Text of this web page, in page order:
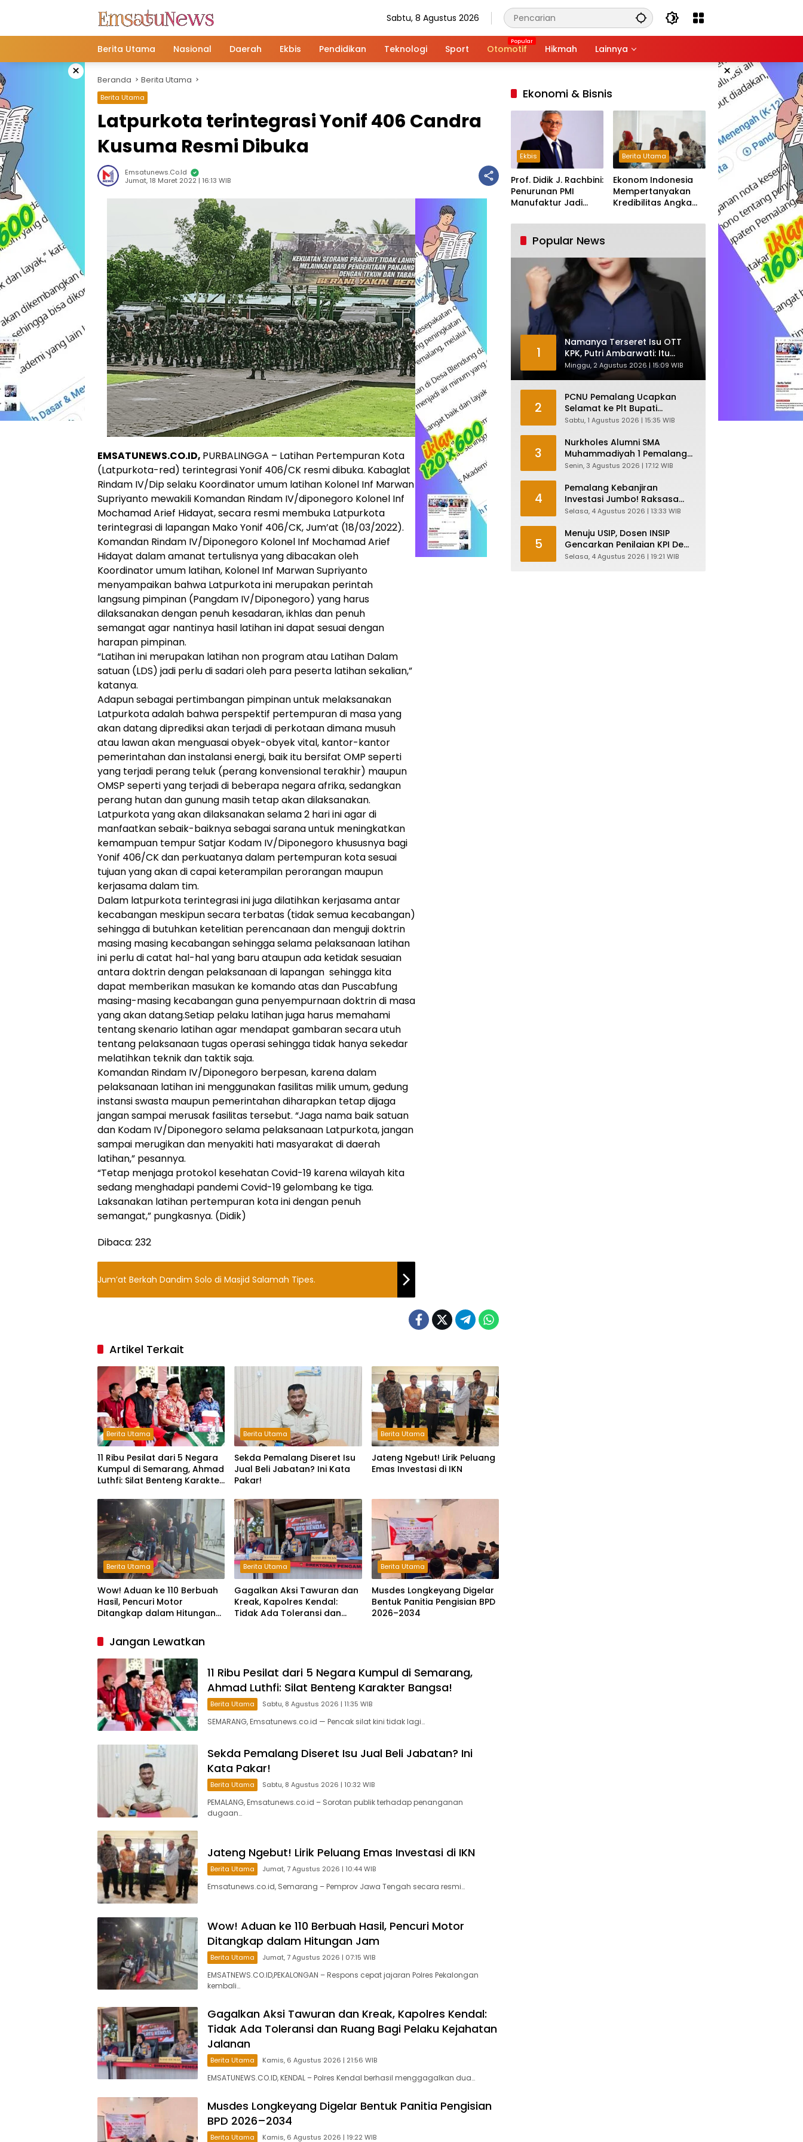
Sabtu, 8 Agustus 2026
Berita Utama Nasional Daerah Ekbis Pendidikan Teknologi Sport Otomotif Hikmah Lainnya
× ×
Beranda Berita Utama
Berita Utama
Latpurkota terintegrasi Yonif 406 Candra
Kusuma Resmi Dibuka
Emsatunews.co.id
Jumat, 18 Maret 2022 | 16:13 WIB
EMSATUNEWS.CO.ID, PURBALINGGA – Latihan Pertempuran Kota
(Latpurkota-red) terintegrasi Yonif 406/CK resmi dibuka. Kabaglat
Rindam IV/Dip selaku Koordinator umum latihan Kolonel Inf Marwan
Supriyanto mewakili Komandan Rindam IV/diponegoro Kolonel Inf
Mochamad Arief Hidayat, secara resmi membuka Latpurkota
terintegrasi di lapangan Mako Yonif 406/CK, Jum’at (18/03/2022).
Komandan Rindam IV/Diponegoro Kolonel Inf Mochamad Arief
Hidayat dalam amanat tertulisnya yang dibacakan oleh
Koordinator umum latihan, Kolonel Inf Marwan Supriyanto
menyampaikan bahwa Latpurkota ini merupakan perintah
langsung pimpinan (Pangdam IV/Diponegoro) yang harus
dilaksanakan dengan penuh kesadaran, ikhlas dan penuh
semangat agar nantinya hasil latihan ini dapat sesuai dengan
harapan pimpinan.
“Latihan ini merupakan latihan non program atau Latihan Dalam
satuan (LDS) jadi perlu di sadari oleh para peserta latihan sekalian,”
katanya.
Adapun sebagai pertimbangan pimpinan untuk melaksanakan
Latpurkota adalah bahwa perspektif pertempuran di masa yang
akan datang diprediksi akan terjadi di perkotaan dimana musuh
atau lawan akan menguasai obyek-obyek vital, kantor-kantor
pemerintahan dan instalansi energi, baik itu bersifat OMP seperti
yang terjadi perang teluk (perang konvensional terakhir) maupun
OMSP seperti yang terjadi di beberapa negara afrika, sedangkan
perang hutan dan gunung masih tetap akan dilaksanakan.
Latpurkota yang akan dilaksanakan selama 2 hari ini agar di
manfaatkan sebaik-baiknya sebagai sarana untuk meningkatkan
kemampuan tempur Satjar Kodam IV/Diponegoro khususnya bagi
Yonif 406/CK dan perkuatanya dalam pertempuran kota sesuai
tujuan yang akan di capai keterampilan perorangan maupun
kerjasama dalam tim.
Dalam latpurkota terintegrasi ini juga dilatihkan kerjasama antar
kecabangan meskipun secara terbatas (tidak semua kecabangan)
sehingga di butuhkan ketelitian perencanaan dan menguji doktrin
masing masing kecabangan sehingga selama pelaksanaan latihan
ini perlu di catat hal-hal yang baru ataupun ada ketidak sesuaian
antara doktrin dengan pelaksanaan di lapangan sehingga kita
dapat memberikan masukan ke komando atas dan Puscabfung
masing-masing kecabangan guna penyempurnaan doktrin di masa
yang akan datang.Setiap pelaku latihan juga harus memahami
tentang skenario latihan agar mendapat gambaran secara utuh
tentang pelaksanaan tugas operasi sehingga tidak hanya sekedar
melatihkan teknik dan taktik saja.
Komandan Rindam IV/Diponegoro berpesan, karena dalam
pelaksanaan latihan ini menggunakan fasilitas milik umum, gedung
instansi swasta maupun pemerintahan diharapkan tetap dijaga
jangan sampai merusak fasilitas tersebut. “Jaga nama baik satuan
dan Kodam IV/Diponegoro selama pelaksanaan Latpurkota, jangan
sampai merugikan dan menyakiti hati masyarakat di daerah
latihan,” pesannya.
“Tetap menjaga protokol kesehatan Covid-19 karena wilayah kita
sedang menghadapi pandemi Covid-19 gelombang ke tiga.
Laksanakan latihan pertempuran kota ini dengan penuh
semangat,” pungkasnya. (Didik)
Dibaca: 232
Jum’at Berkah Dandim Solo di Masjid Salamah Tipes.
Artikel Terkait
Berita Utama
11 Ribu Pesilat dari 5 Negara
Kumpul di Semarang, Ahmad
Luthfi: Silat Benteng Karakter
Berita Utama
Sekda Pemalang Diseret Isu
Jual Beli Jabatan? Ini Kata
Pakar!
Berita Utama
Jateng Ngebut! Lirik Peluang
Emas Investasi di IKN
Berita Utama
Wow! Aduan ke 110 Berbuah
Hasil, Pencuri Motor
Ditangkap dalam Hitungan
Berita Utama
Gagalkan Aksi Tawuran dan
Kreak, Kapolres Kendal:
Tidak Ada Toleransi dan
Berita Utama
Musdes Longkeyang Digelar
Bentuk Panitia Pengisian BPD
2026–2034
Jangan Lewatkan
11 Ribu Pesilat dari 5 Negara Kumpul di Semarang,
Ahmad Luthfi: Silat Benteng Karakter Bangsa!
Berita Utama Sabtu, 8 Agustus 2026 | 11:35 WIB
SEMARANG, Emsatunews.co.id — Pencak silat kini tidak lagi…
Sekda Pemalang Diseret Isu Jual Beli Jabatan? Ini
Kata Pakar!
Berita Utama Sabtu, 8 Agustus 2026 | 10:32 WIB
PEMALANG, Emsatunews.co.id – Sorotan publik terhadap penanganan
dugaan…
Jateng Ngebut! Lirik Peluang Emas Investasi di IKN
Berita Utama Jumat, 7 Agustus 2026 | 10:44 WIB
Emsatunews.co.id, Semarang – Pemprov Jawa Tengah secara resmi…
Wow! Aduan ke 110 Berbuah Hasil, Pencuri Motor
Ditangkap dalam Hitungan Jam
Berita Utama Jumat, 7 Agustus 2026 | 07:15 WIB
EMSATNEWS.CO.ID,PEKALONGAN – Respons cepat jajaran Polres Pekalongan
kembali…
Gagalkan Aksi Tawuran dan Kreak, Kapolres Kendal:
Tidak Ada Toleransi dan Ruang Bagi Pelaku Kejahatan
Jalanan
Berita Utama Kamis, 6 Agustus 2026 | 21:56 WIB
EMSATUNEWS.CO.ID, KENDAL – Polres Kendal berhasil menggagalkan dua…
Musdes Longkeyang Digelar Bentuk Panitia Pengisian
BPD 2026–2034
Berita Utama Kamis, 6 Agustus 2026 | 19:22 WIB
Ekonomi & Bisnis
Ekbis
Prof. Didik J. Rachbini:
Penurunan PMI
Manufaktur Jadi
Industri Nasional
Berita Utama
Ekonom Indonesia
Mempertanyakan
Kredibilitas Angka
Tumbuh Tapi Rapuh
Popular News
1
Namanya Terseret Isu OTT
KPK, Putri Ambarwati: Itu
Hanya Kesamaan Nama
Minggu, 2 Agustus 2026 | 15:09 WIB
2
PCNU Pemalang Ucapkan
Selamat ke Plt Bupati
Nurkholes: Pemimpin Adalah
Sabtu, 1 Agustus 2026 | 15:35 WIB
3
Nurkholes Alumni SMA
Muhammadiyah 1 Pemalang
Angkatan 1986 Resmi
Pesan Ketua Asmam 86
Senin, 3 Agustus 2026 | 17:12 WIB
4
Pemalang Kebanjiran
Investasi Jumbo! Raksasa
Garmen Jepang Siap Bangun
Tenaga Kerja
Selasa, 4 Agustus 2026 | 13:33 WIB
5
Menuju USIP, Dosen INSIP
Gencarkan Penilaian KPI Demi
Mutu Akademik
Selasa, 4 Agustus 2026 | 19:21 WIB